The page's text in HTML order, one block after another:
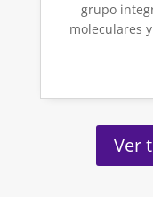
grupo
moleculares
Ver